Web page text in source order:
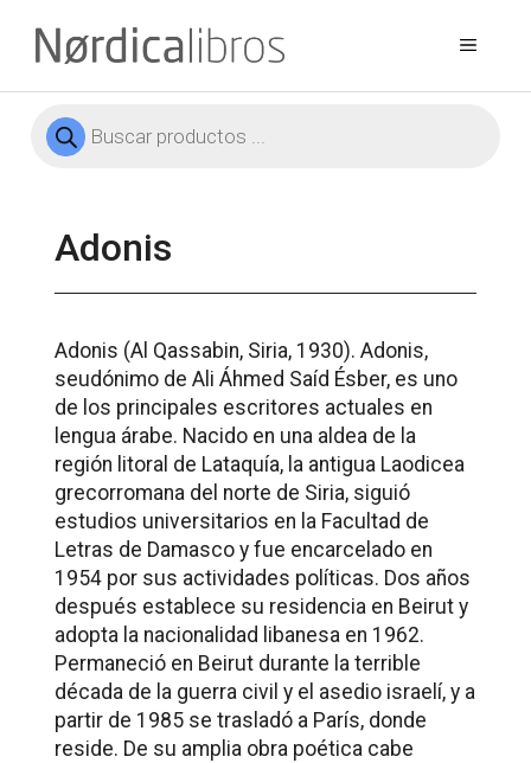
contenido
Menú
Búsqueda
de
Adonis
Adonis (Al Qassabin, Siria, 1930). Adonis,
seudónimo de Ali Áhmed Saíd Ésber, es uno
de los principales escritores actuales en
lengua árabe. Nacido en una aldea de la
región litoral de Lataquía, la antigua Laodicea
grecorromana del norte de Siria, siguió
estudios universitarios en la Facultad de
Letras de Damasco y fue encarcelado en
1954 por sus actividades políticas. Dos años
después establece su residencia en Beirut y
adopta la nacionalidad libanesa en 1962.
Permaneció en Beirut durante la terrible
década de la guerra civil y el asedio israelí, y a
partir de 1985 se trasladó a París, donde
reside. De su amplia obra poética cabe